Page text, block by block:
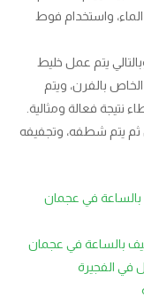
واستخدام فوط
يتم عمل خليط
بالفرن، ويتم
فعالة ومثالية.
ثم يتم شطفه، وتجفيفه
في عجمان
بالساعة في عجمان
في الفجيرة